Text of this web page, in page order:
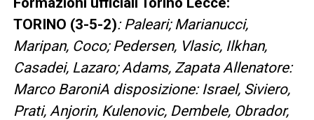
TORINO (3-5-2): Paleari; Marianucci,
Maripan, Coco; Pedersen, Vlasic, Ilkhan,
Casadei, Lazaro; Adams, Zapata Allenatore:
Marco BaroniA disposizione: Israel, Siviero,
Prati, Anjorin, Kulenovic, Dembele, Obrador,